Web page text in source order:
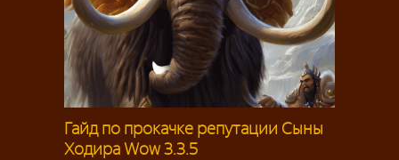
Гайд по прокачке репутации Сыны
Ходира Wow 3.3.5